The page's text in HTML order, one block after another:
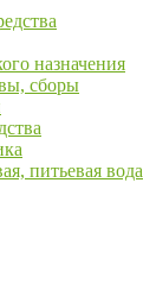
назначения
сборы
питьевая вода